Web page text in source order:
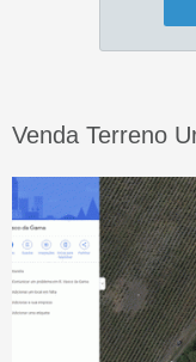
Venda Terreno